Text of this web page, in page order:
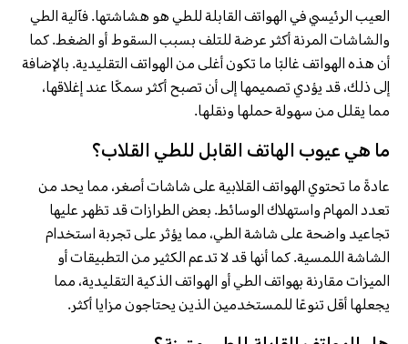
العيب الرئيسي في الهواتف القابلة للطي هو هشاشتها. فآلية الطي
والشاشات المرنة أكثر عرضة للتلف بسبب السقوط أو الضغط. كما
أن هذه الهواتف غالبًا ما تكون أغلى من الهواتف التقليدية. بالإضافة
إلى ذلك، قد يؤدي تصميمها إلى أن تصبح أكثر سمكًا عند إغلاقها،
مما يقلل من سهولة حملها ونقلها.
ما هي عيوب الهاتف القابل للطي القلاب؟
عادةً ما تحتوي الهواتف القلابية على شاشات أصغر، مما يحد من
تعدد المهام واستهلاك الوسائط. بعض الطرازات قد تظهر عليها
تجاعيد واضحة على شاشة الطي، مما يؤثر على تجربة استخدام
الشاشة اللمسية. كما أنها قد لا تدعم الكثير من التطبيقات أو
الميزات مقارنة بهواتف الطي أو الهواتف الذكية التقليدية، مما
يجعلها أقل تنوعًا للمستخدمين الذين يحتاجون مزايا أكثر.